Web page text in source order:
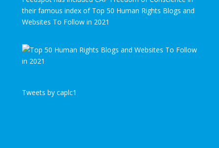
their famous index of Top 50 Human Rights Blogs and
Websites To Follow in 2021
Tweets by caplc1